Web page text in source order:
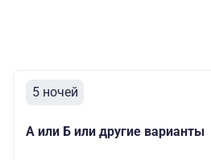
5 ночей
А или Б или другие варианты